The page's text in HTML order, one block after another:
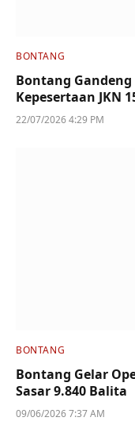
BONTANG
Bontang
Kepesertaan JKN
22/07/2026 4:29 PM
BONTANG
Bontang Gelar
Sasar 9.840 Balita
09/06/2026 7:37 AM